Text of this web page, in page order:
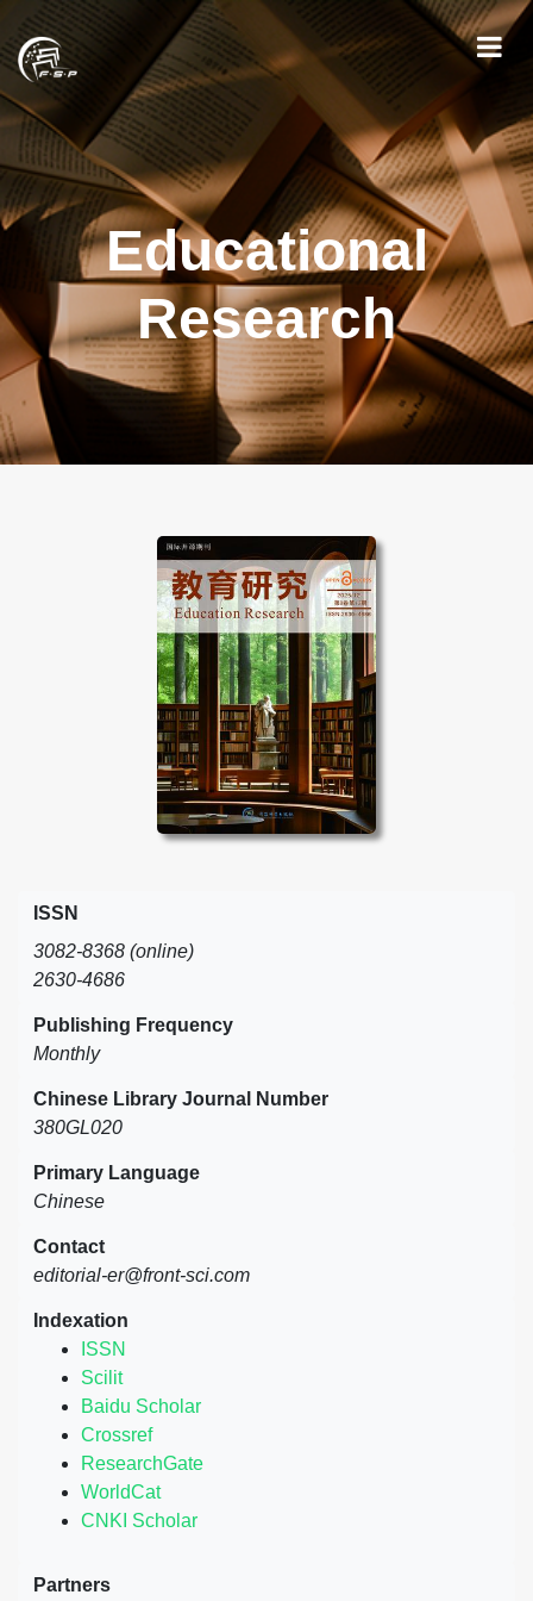
Educational
Research
ISSN
3082-8368 (online)
2630-4686
Publishing Frequency
Monthly
Chinese Library Journal Number
380GL020
Primary Language
Chinese
Contact
editorial-er@front-sci.com
Indexation
ISSN
Scilit
Baidu Scholar
Crossref
ResearchGate
WorldCat
CNKI Scholar
Partners